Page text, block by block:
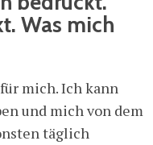
Was mich
mich. Ich kann
und mich von dem
täglich